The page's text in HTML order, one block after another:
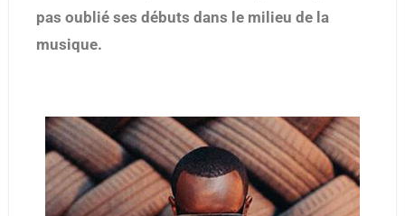
pas oublié ses débuts dans le milieu de la
musique.